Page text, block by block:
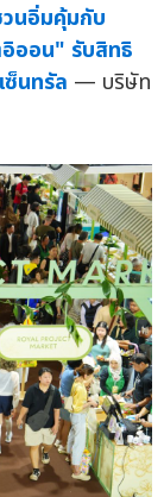
นอิ่มคุ้มกับ
ออน" รับสิทธิ
ซ็นทรัล — บริษัท